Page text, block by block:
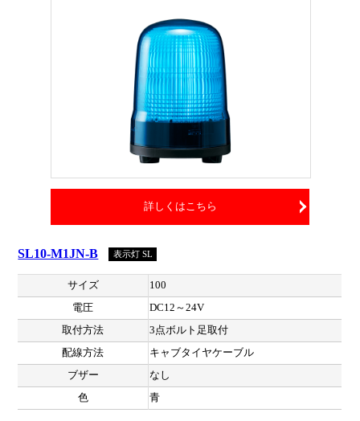
詳しくはこちら
SL10-M1JN-B 表示灯 SL
サイズ
100
電圧
DC12～24V
取付方法
3点ボルト足取付
配線方法
キャブタイヤケーブル
ブザー
なし
色
青